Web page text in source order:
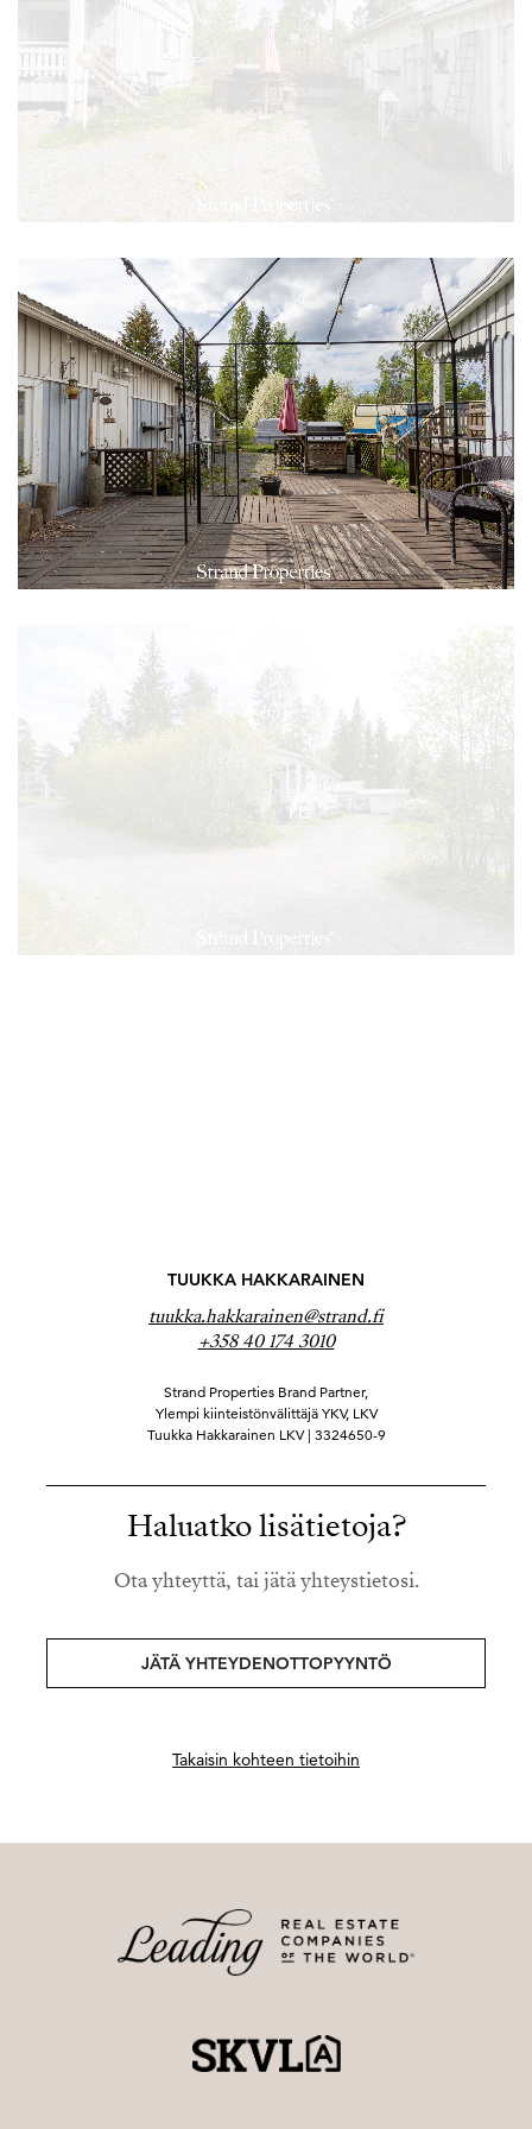
TUUKKA HAKKARAINEN
tuukka.hakkarainen@strand.fi
+358 40 174 3010
Strand Properties Brand Partner,
Ylempi kiinteistönvälittäjä YKV, LKV
Tuukka Hakkarainen LKV | 3324650-9
Haluatko lisätietoja?
Ota yhteyttä, tai jätä yhteystietosi.
JÄTÄ YHTEYDENOTTOPYYNTÖ
Takaisin kohteen tietoihin